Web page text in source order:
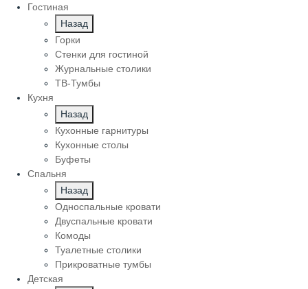
Гостиная
Назад
Горки
Стенки для гостиной
Журнальные столики
TВ-Тумбы
Кухня
Назад
Кухонные гарнитуры
Кухонные столы
Буфеты
Спальня
Назад
Односпальные кровати
Двуспальные кровати
Комоды
Туалетные столики
Прикроватные тумбы
Детская